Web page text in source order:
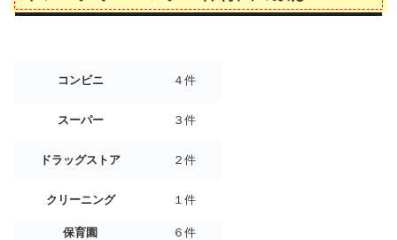
コンビニ ４件
スーパー ３件
ドラッグストア ２件
クリーニング １件
保育園 ６件